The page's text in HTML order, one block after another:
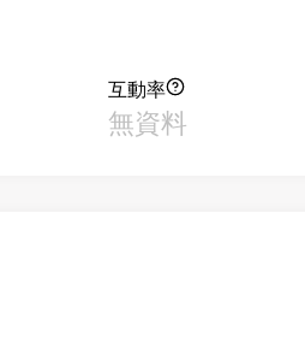
互動率
無資料